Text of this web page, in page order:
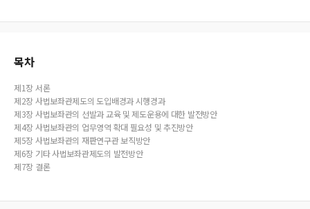
to examine the means by which future progress can be made. As such, this stu
e German and Austrian Rechtspfleger institutions, and suggests improvements
standards, the paradigm for trials is inevitably shifting from “prompt processi
ng” to “faithful deliberation.” Many expect that the role of the Rechtspfleger in
meeting these high expectations will become even more important over time.
However, current Rechtspflegers would need to boost their academic and pra
ctical capacities in order to properly and actively respond to these changes in
paradigm. It is hoped that this report will lead to substantial improvements in
the Rechtspfleger system for the benefit of the public.
목차
제1장 서론
제2장 사법보좌관제도의 도입배경과 시행경과
제3장 사법보좌관의 선발과 교육 및 제도운용에 대한 발전방안
제4장 사법보좌관의 업무영역 확대 필요성 및 추진방안
제5장 사법보좌관의 재판연구관 보직방안
제6장 기타 사법보좌관제도의 발전방안
제7장 결론